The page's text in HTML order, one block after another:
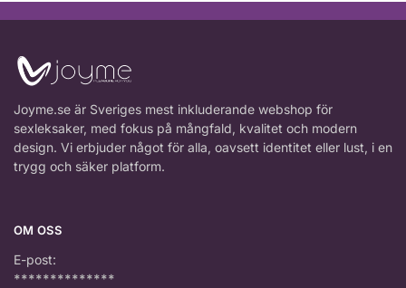
Joyme.se är Sveriges mest inkluderande webshop för
sexleksaker, med fokus på mångfald, kvalitet och modern
design. Vi erbjuder något för alla, oavsett identitet eller lust, i en
trygg och säker platform.
OM OSS
E-post:
**************